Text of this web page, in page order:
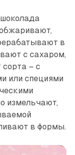
в
с сахаром,
– с
или специями
измельчают,
в формы.